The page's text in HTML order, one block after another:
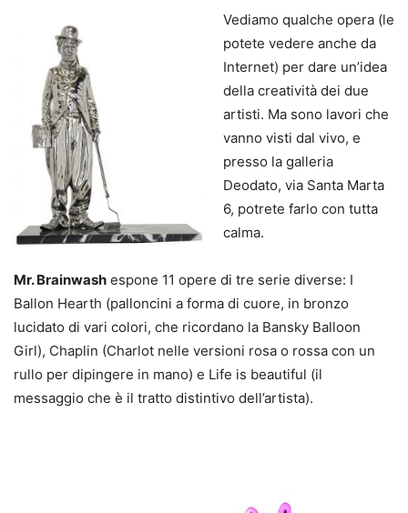
Vediamo qualche opera (le
potete vedere anche da
Internet) per dare un’idea
della creatività dei due
artisti. Ma sono lavori che
vanno visti dal vivo, e
presso la galleria
Deodato, via Santa Marta
6, potrete farlo con tutta
calma.
Mr. Brainwash espone 11 opere di tre serie diverse: I
Ballon Hearth (palloncini a forma di cuore, in bronzo
lucidato di vari colori, che ricordano la Bansky Balloon
Girl), Chaplin (Charlot nelle versioni rosa o rossa con un
rullo per dipingere in mano) e Life is beautiful (il
messaggio che è il tratto distintivo dell’artista).